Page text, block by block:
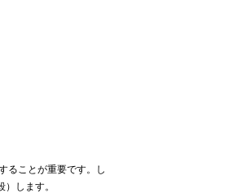
ることが重要です。し
します。